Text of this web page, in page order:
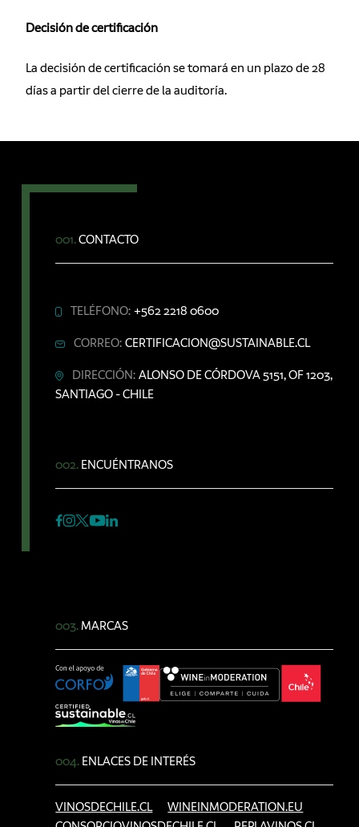
Decisión de certificación
La decisión de certificación se tomará en un plazo de 28
días a partir del cierre de la auditoría.
001.CONTACTO
TELÉFONO: +562 2218 0600
CORREO: CERTIFICACION@SUSTAINABLE.CL
DIRECCIÓN: ALONSO DE CÓRDOVA 5151, OF 1203,
SANTIAGO - CHILE
002. ENCUÉNTRANOS
003. MARCAS
004. ENLACES DE INTERÉS
VINOSDECHILE.CL
WINEINMODERATION.EU